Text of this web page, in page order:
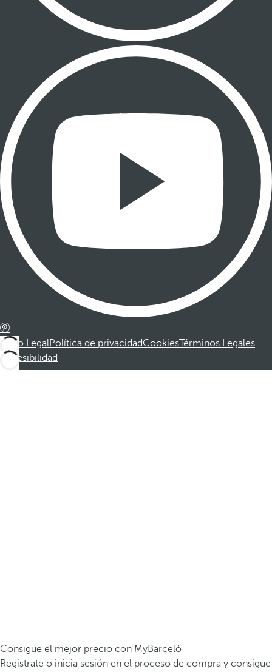
Aviso LegalPolítica de privacidadCookiesTérminos Legales
Accesibilidad
Consigue el mejor precio con MyBarceló
Registrate o inicia sesión en el proceso de compra y consigue